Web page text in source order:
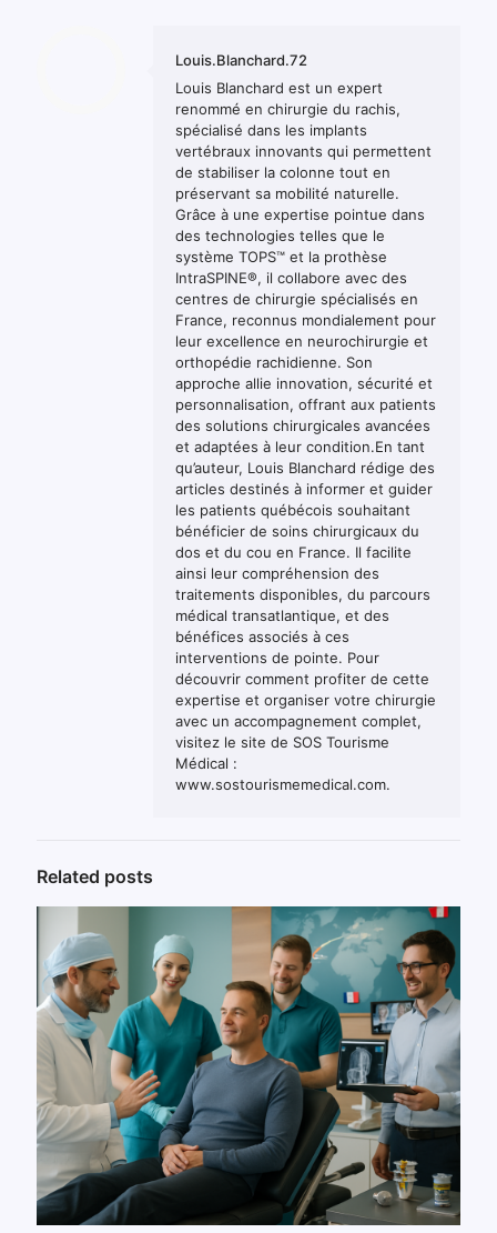
Louis.Blanchard.72
Louis Blanchard est un expert
renommé en chirurgie du rachis,
spécialisé dans les implants
vertébraux innovants qui permettent
de stabiliser la colonne tout en
préservant sa mobilité naturelle.
Grâce à une expertise pointue dans
des technologies telles que le
système TOPS™ et la prothèse
IntraSPINE®, il collabore avec des
centres de chirurgie spécialisés en
France, reconnus mondialement pour
leur excellence en neurochirurgie et
orthopédie rachidienne. Son
approche allie innovation, sécurité et
personnalisation, offrant aux patients
des solutions chirurgicales avancées
et adaptées à leur condition.En tant
qu’auteur, Louis Blanchard rédige des
articles destinés à informer et guider
les patients québécois souhaitant
bénéficier de soins chirurgicaux du
dos et du cou en France. Il facilite
ainsi leur compréhension des
traitements disponibles, du parcours
médical transatlantique, et des
bénéfices associés à ces
interventions de pointe. Pour
découvrir comment profiter de cette
expertise et organiser votre chirurgie
avec un accompagnement complet,
visitez le site de SOS Tourisme
Médical :
www.sostourismemedical.com.
Related posts